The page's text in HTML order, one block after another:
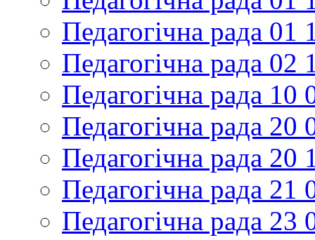
Педагогічна рада 01
Педагогічна рада 02
Педагогічна рада 10
Педагогічна рада 20
Педагогічна рада 20
Педагогічна рада 21
Педагогічна рада 23